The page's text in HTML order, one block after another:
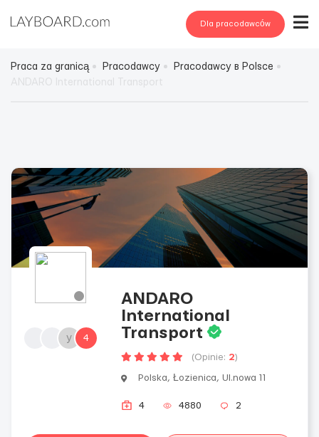
Dla pracodawców
Praca za granicą Pracodawcy
Pracodawcy в Polsce
y 4
ANDARO
International
Transport
(Opinie: 2)
Polska, Łozienica, Ul.nowa 11
4 4880 2